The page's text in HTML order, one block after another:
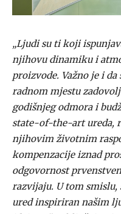
„Ljudi su ti koji
njihovu dinamiku i
proizvode. Važno je i
radnom mjestu
godišnjeg odmora i
state-of-the-art ureda,
njihovim životnim
kompenzacije iznad
odgovornost
razvijaju. U tom smislu,
ured inspiriran našim